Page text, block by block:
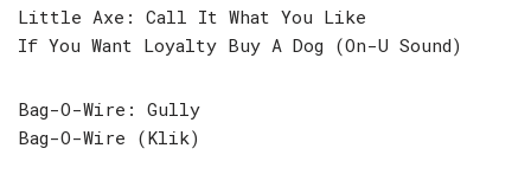
Little Axe: Call It What You Like
If You Want Loyalty Buy A Dog (On-U Sound)
Bag-O-Wire: Gully
Bag-O-Wire (Klik)